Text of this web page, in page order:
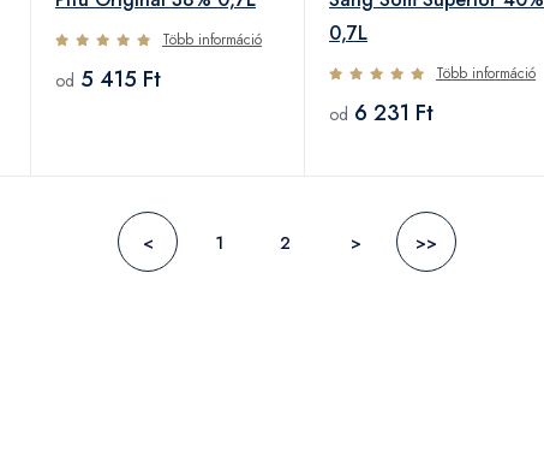
Több információ
od 5 415 Ft
0,7L
Több információ
od 6 231 Ft
< 1 2 > >>